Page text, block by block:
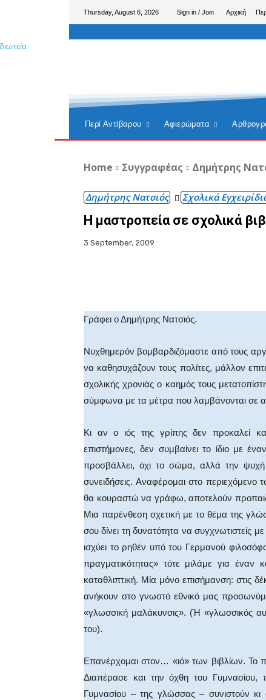
Thursday, August 6, 2026 Sign in / Join Αρχική
Περί Αντίβαρου Αφιερώματα
Home Συγγραφέας Δημήτρης
Δημήτρης Νατσιός Σχολικά
Η μαστροπεία σε σχολικά
3 September, 2009
Γράφει ο Δημήτρης Νατσιός.
Νυχθημερόν βομβαρδιζόμαστε από τους
να καθησυχάζουν τους πολίτες, μάλλον
σχολικής χρονιάς ο καημός τους
σύμφωνα με τα μέτρα που λαμβάνονται σε
Κι αν ο ιός της γρίπης δεν προκαλεί
επιστήμονες, δεν συμβαίνει το ίδιο με
προσβάλλει, όχι το σώμα, αλλά την ψυχή
συνειδήσεις. Αναφέρομαι στο
θα κουραστώ να γράφω, αποτελούν
Μια παρένθεση σχετική με το θέμα της
σου δίνει τη δυνατότητα να συγχνωτιστείς
ισχύει το ρηθέν υπό του Γερμανού
πραγματικότητας» τότε μιλάμε για έναν
καταθλιπτική. Μία μόνο επισήμανση: στις
ανήκουν στο γνωστό εθνικό μας
«γλωσσική μαλάκυνσις». (Ή «γλωσσικός
του).
Επανέρχομαι στον… «ιό» των βιβλίων. Το
Διαπέρασε και την όχθη του Γυμνασίου,
Γυμνασίου – της γλώσσας – συνιστούν